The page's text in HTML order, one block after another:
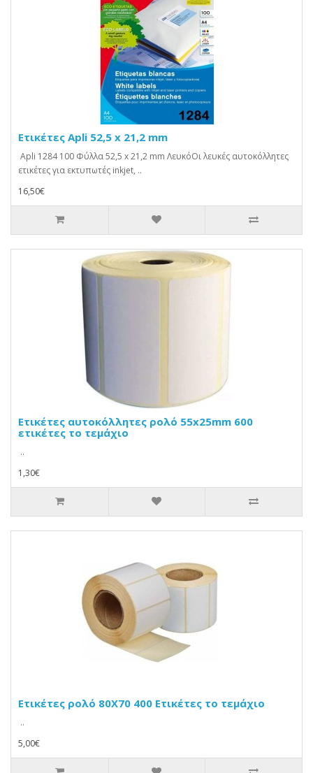
Ετικέτες Apli 52,5 x 21,2 mm
Apli 1284 100 Φύλλα 52,5 x 21,2 mm ΛευκόΟι λευκές αυτοκόλλητες
ετικέτες για εκτυπωτές inkjet, ..
16,50€
Ετικέτες αυτοκόλλητες ρολό 55x25mm 600
ετικέτες το τεμάχιο
..
1,30€
Ετικέτες ρολό 80Χ70 400 Ετικέτες το τεμάχιο
..
5,00€